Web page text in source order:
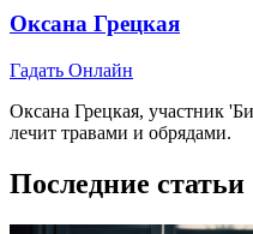
Оксана Грецкая
Гадать Онлайн
Оксана Грецкая, участник
лечит травами и обрядами.
Последние статьи